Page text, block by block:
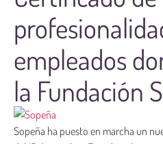
empleados
la Fundación
Sopeña ha puesto en marcha un